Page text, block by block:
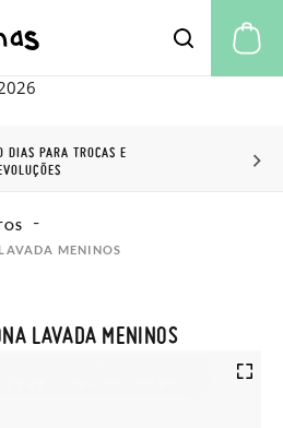
DIAS PARA TROCAS E
MENINOS
LAVADA MENINOS